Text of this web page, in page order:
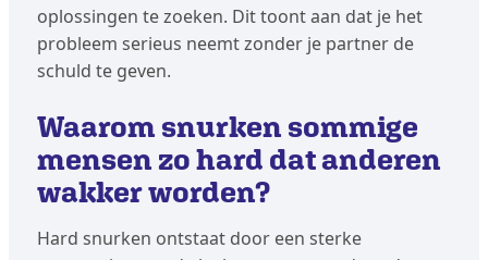
oplossingen te zoeken. Dit toont aan dat je het
probleem serieus neemt zonder je partner de
schuld te geven.
Waarom snurken sommige
mensen zo hard dat anderen
wakker worden?
Hard snurken ontstaat door een sterke